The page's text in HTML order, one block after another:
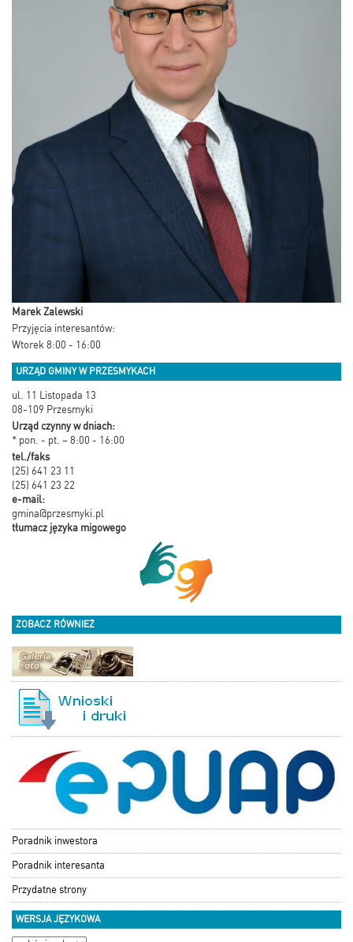
Marek Zalewski
Przyjęcia interesantów:
Wtorek 8:00 - 16:00
URZĄD GMINY W PRZESMYKACH
ul. 11 Listopada 13
08-109 Przesmyki
Urząd czynny w dniach:
* pon. - pt. – 8:00 - 16:00
tel./faks
(25) 641 23 11
(25) 641 23 22
e-mail:
gmina@przesmyki.pl
tłumacz języka migowego
ZOBACZ RÓWNIEŻ
Poradnik inwestora
Poradnik interesanta
Przydatne strony
WERSJA JĘZYKOWA